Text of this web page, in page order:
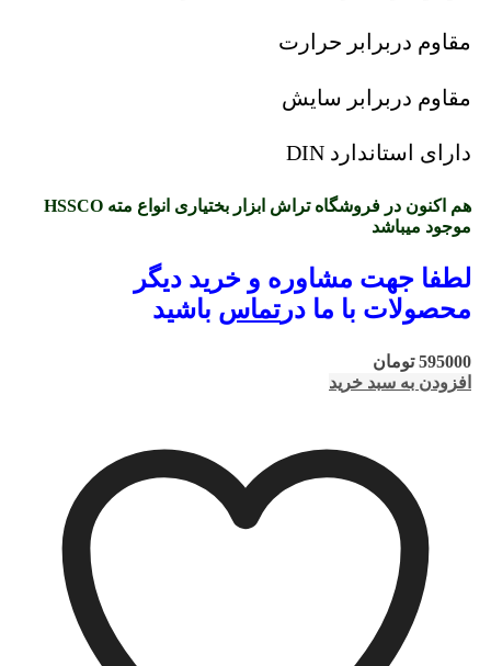
مقاوم دربرابر حرارت
مقاوم دربرابر سایش
دارای استاندارد DIN
هم اکنون در فروشگاه تراش ابزار بختیاری انواع مته HSSCO
موجود میباشد
لطفا جهت مشاوره و خرید دیگر
محصولات با ما در تماس باشید
595000 تومان
افزودن به سبد خرید